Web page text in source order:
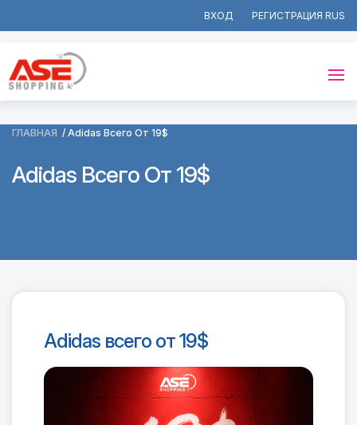
ВХОД РЕГИСТРАЦИЯ
ГЛАВНАЯ Adidas Всего От 19$
Adidas Всего От 19$
Adidas всего от 19$